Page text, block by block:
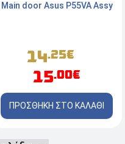
Main door Asus P55VA Assy
14.25€
15.00€
ΠΡΟΣΘΗΚΗ ΣΤΟ ΚΑΛΑΘΙ